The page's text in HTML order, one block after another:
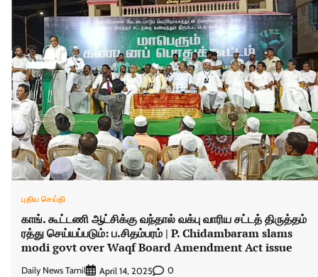
புதிய செய்தி
காங். கூட்டணி ஆட்சிக்கு வந்தால் வக்பு வாரிய சட்டத் திருத்தம்
ரத்து செய்யப்படும்: ப.சிதம்பரம் | P. Chidambaram slams
modi govt over Waqf Board Amendment Act issue
Daily News Tamil April 14, 2025 0